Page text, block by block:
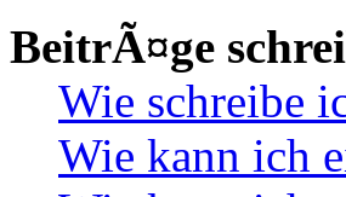
BeitrÃ¤ge
Wie schreibe
Wie kann ich